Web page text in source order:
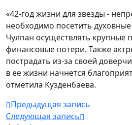
«42-год жизни для звезды -
необходимо посетить
Чулпан осуществлять крупные
финансовые потери. Также
пострадать из-за своей
в ее жизни начнется
отметила Кузденбаева.
Предыдущая запись
Следующая запись